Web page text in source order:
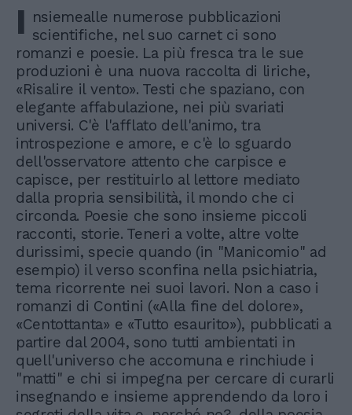
I nsiemealle numerose pubblicazioni
scientifiche, nel suo carnet ci sono
romanzi e poesie. La più fresca tra le sue
produzioni è una nuova raccolta di liriche,
«Risalire il vento». Testi che spaziano, con
elegante affabulazione, nei più svariati
universi. C'è l'afflato dell'animo, tra
introspezione e amore, e c'è lo sguardo
dell'osservatore attento che carpisce e
capisce, per restituirlo al lettore mediato
dalla propria sensibilità, il mondo che ci
circonda. Poesie che sono insieme piccoli
racconti, storie. Teneri a volte, altre volte
durissimi, specie quando (in "Manicomio" ad
esempio) il verso sconfina nella psichiatria,
tema ricorrente nei suoi lavori. Non a caso i
romanzi di Contini («Alla fine del dolore»,
«Centottanta» e «Tutto esaurito»), pubblicati a
partire dal 2004, sono tutti ambientati in
quell'universo che accomuna e rinchiude i
"matti" e chi si impegna per cercare di curarli
insegnando e insieme apprendendo da loro i